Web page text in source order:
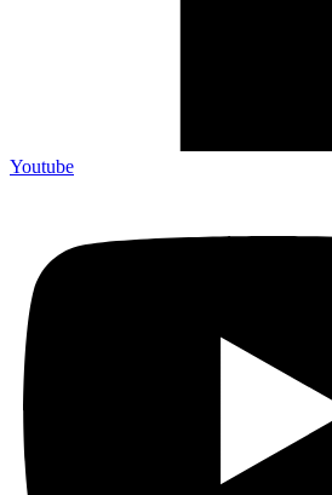
Youtube